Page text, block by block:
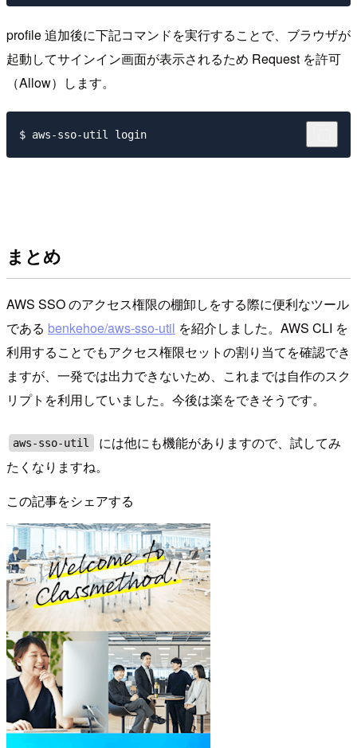
profile 追加後に下記コマンドを実行することで、ブラウザが
起動してサインイン画面が表示されるため Request を許可
（Allow）します。
まとめ
AWS SSO のアクセス権限の棚卸しをする際に便利なツール
である benkehoe/aws-sso-util を紹介しました。AWS CLI を
利用することでもアクセス権限セットの割り当てを確認でき
ますが、一発では出力できないため、これまでは自作のスク
リプトを利用していました。今後は楽をできそうです。
aws-sso-util
には他にも機能がありますので、試してみ
たくなりますね。
この記事をシェアする